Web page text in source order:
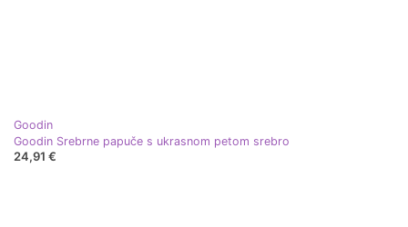
Goodin
Goodin Srebrne papuče s ukrasnom petom srebro
24,91 €